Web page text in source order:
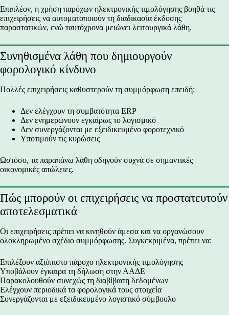
Επιπλέον, η χρήση παρόχων ηλεκτρονικής τιμολόγησης βοηθά τις
επιχειρήσεις να αυτοματοποιούν τη διαδικασία έκδοσης
παραστατικών, ενώ ταυτόχρονα μειώνει λειτουργικά λάθη.
Συνηθισμένα λάθη που δημιουργούν
φορολογικό κίνδυνο
Πολλές επιχειρήσεις καθυστερούν τη συμμόρφωση επειδή:
Δεν ελέγχουν τη συμβατότητα ERP
Δεν ενημερώνουν εγκαίρως το λογισμικό
Δεν συνεργάζονται με εξειδικευμένο φοροτεχνικό
Υποτιμούν τις κυρώσεις
Ωστόσο, τα παραπάνω λάθη οδηγούν συχνά σε σημαντικές
οικονομικές απώλειες.
Πώς μπορούν οι επιχειρήσεις να προστατευτούν
αποτελεσματικά
Οι επιχειρήσεις πρέπει να κινηθούν άμεσα και να οργανώσουν
ολοκληρωμένο σχέδιο συμμόρφωσης. Συγκεκριμένα, πρέπει να:
Επιλέξουν αξιόπιστο πάροχο ηλεκτρονικής τιμολόγησης
Υποβάλουν έγκαιρα τη δήλωση στην ΑΑΔΕ
Παρακολουθούν συνεχώς τη διαβίβαση δεδομένων
Ελέγχουν περιοδικά τα φορολογικά τους στοιχεία
Συνεργάζονται με εξειδικευμένο λογιστικό σύμβουλο